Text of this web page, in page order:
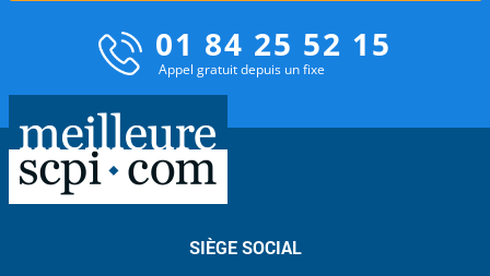
01 84 25 52 15
Appel gratuit depuis un fixe
SIÈGE SOCIAL